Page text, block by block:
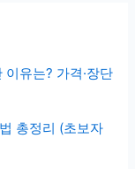
유는? 가격·장단
총정리 (초보자